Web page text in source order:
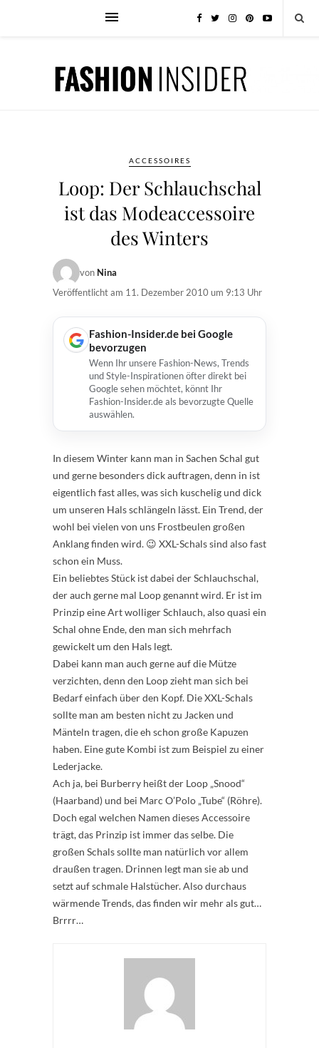
ACCESSOIRES
Loop: Der Schlauchschal
ist das Modeaccessoire
des Winters
von Nina
Veröffentlicht am 11. Dezember 2010 um 9:13 Uhr
Fashion-Insider.de bei Google
bevorzugen
Wenn Ihr unsere Fashion-News, Trends
und Style-Inspirationen öfter direkt bei
Google sehen möchtet, könnt Ihr
Fashion-Insider.de als bevorzugte Quelle
auswählen.
In diesem Winter kann man in Sachen Schal gut
und gerne besonders dick auftragen, denn in ist
eigentlich fast alles, was sich kuschelig und dick
um unseren Hals schlängeln lässt. Ein Trend, der
wohl bei vielen von uns Frostbeulen großen
Anklang finden wird. 😉 XXL-Schals sind also fast
schon ein Muss.
Ein beliebtes Stück ist dabei der Schlauchschal,
der auch gerne mal Loop genannt wird. Er ist im
Prinzip eine Art wolliger Schlauch, also quasi ein
Schal ohne Ende, den man sich mehrfach
gewickelt um den Hals legt.
Dabei kann man auch gerne auf die Mütze
verzichten, denn den Loop zieht man sich bei
Bedarf einfach über den Kopf. Die XXL-Schals
sollte man am besten nicht zu Jacken und
Mänteln tragen, die eh schon große Kapuzen
haben. Eine gute Kombi ist zum Beispiel zu einer
Lederjacke.
Ach ja, bei Burberry heißt der Loop „Snood“
(Haarband) und bei Marc O’Polo „Tube“ (Röhre).
Doch egal welchen Namen dieses Accessoire
trägt, das Prinzip ist immer das selbe. Die
großen Schals sollte man natürlich vor allem
draußen tragen. Drinnen legt man sie ab und
setzt auf schmale Halstücher. Also durchaus
wärmende Trends, das finden wir mehr als gut…
Brrrr…